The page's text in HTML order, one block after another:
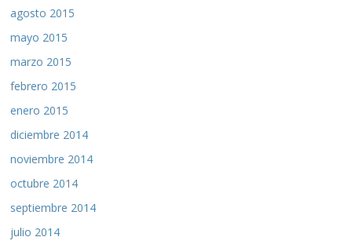
agosto 2015
mayo 2015
marzo 2015
febrero 2015
enero 2015
diciembre 2014
noviembre 2014
octubre 2014
septiembre 2014
julio 2014